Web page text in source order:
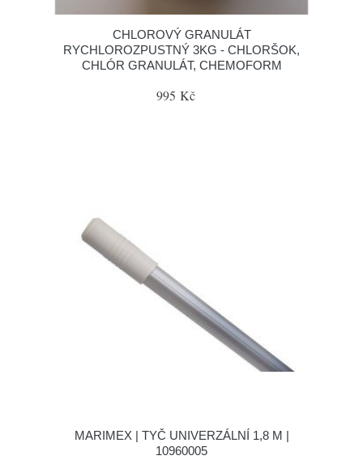
CHLOROVÝ GRANULÁT
RYCHLOROZPUSTNÝ 3KG - CHLORŠOK,
CHLÓR GRANULÁT, CHEMOFORM
995 Kč
MARIMEX | TYČ UNIVERZÁLNÍ 1,8 M |
10960005